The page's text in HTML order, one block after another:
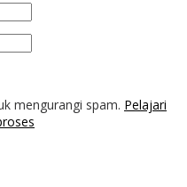
mengurangi spam. Pelajari